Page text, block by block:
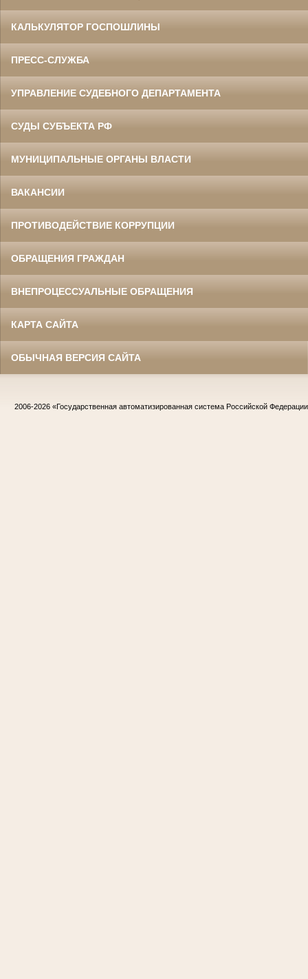
КАЛЬКУЛЯТОР ГОСПОШЛИНЫ
ПРЕСС-СЛУЖБА
УПРАВЛЕНИЕ СУДЕБНОГО ДЕПАРТАМЕНТА
СУДЫ СУБЪЕКТА РФ
МУНИЦИПАЛЬНЫЕ ОРГАНЫ ВЛАСТИ
ВАКАНСИИ
ПРОТИВОДЕЙСТВИЕ КОРРУПЦИИ
ОБРАЩЕНИЯ ГРАЖДАН
ВНЕПРОЦЕССУАЛЬНЫЕ ОБРАЩЕНИЯ
КАРТА САЙТА
ОБЫЧНАЯ ВЕРСИЯ САЙТА
2006-2026 «Государственная автоматизированная система Российской